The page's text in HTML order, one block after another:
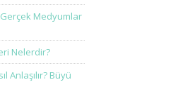
Gerçek Medyumlar
Nelerdir?
Anlaşılır? Büyü